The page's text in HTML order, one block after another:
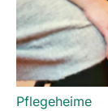
Pflegeheime